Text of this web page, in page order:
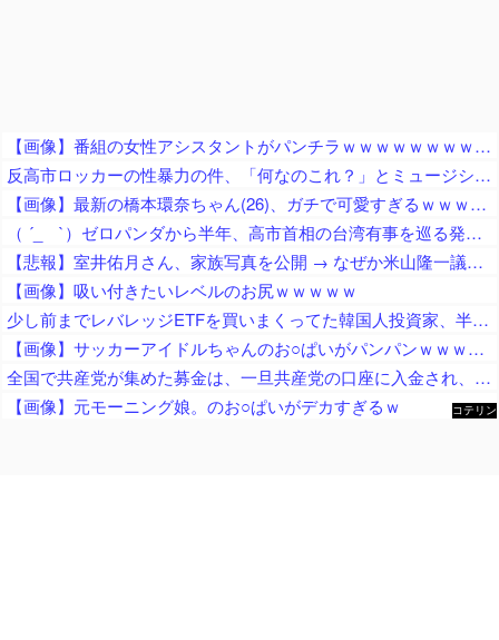
【画像】番組の女性アシスタントがパンチラｗｗｗｗｗｗｗｗｗｗ
反高市ロッカーの性暴力の件、「何なのこれ？」とミュージシャン界隈が一般人をドン引きさせまくっている模様
【画像】最新の橋本環奈ちゃん(26)、ガチで可愛すぎるｗｗｗｗｗ
（ ´_ゝ`）ゼロパンダから半年、高市首相の台湾有事を巡る発言でゼロパンダ解消は困難 震災復興のシンボルとして誘致を続ける仙台市、断念も含め検討
【悲報】室井佑月さん、家族写真を公開 → なぜか米山隆一議員の姿が消えてネットで話題に → 「レスバで忙しいの？」「撮影係に徹してるのか？」
【画像】吸い付きたいレベルのお尻ｗｗｗｗｗ
少し前までレバレッジETFを買いまくってた韓国人投資家、半導体株が下落局面に突入したと判断した途端に……
【画像】サッカーアイドルちゃんのお○ぱいがパンパンｗｗｗｗｗｗｗｗｗｗｗｗ
全国で共産党が集めた募金は、一旦共産党の口座に入金され、まとめて、被災自治体や団体（農協や漁協など）にも届けられます
【画像】元モーニング娘。のお○ぱいがデカすぎるｗ
コテリン